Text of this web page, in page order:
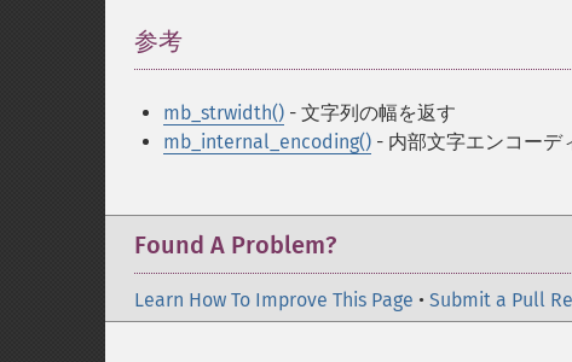
参考
mb_strwidth() - 文字列の幅を返す
mb_internal_encoding() - 内部文字エンコーデ
Found A Problem?
Learn How To Improve This Page • Submit a Pull